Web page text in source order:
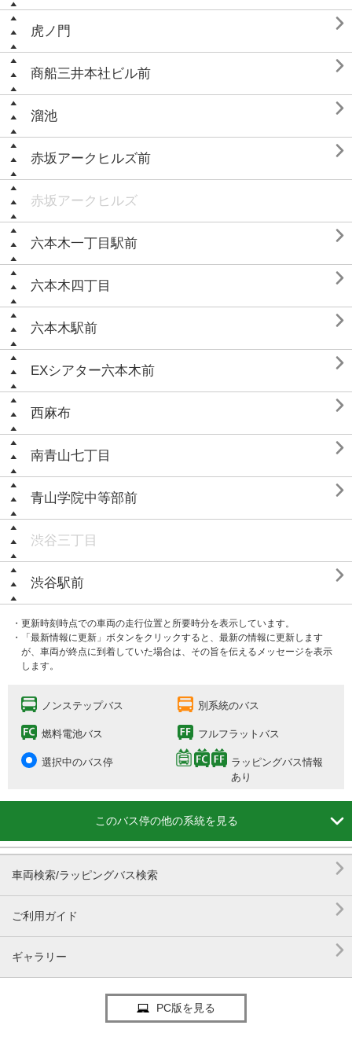
虎ノ門 
商船三井本社ビル前 
溜池 
赤坂アークヒルズ前 
赤坂アークヒルズ
六本木一丁目駅前 
六本木四丁目 
六本木駅前 
EXシアター六本木前 
西麻布 
南青山七丁目 
青山学院中等部前 
渋谷三丁目
渋谷駅前 
・更新時刻時点での車両の走行位置と所要時分を表示しています。
・「最新情報に更新」ボタンをクリックすると、最新の情報に更新します
が、車両が終点に到着していた場合は、その旨を伝えるメッセージを表示
します。
ノンステップバス 別系統のバス
燃料電池バス フルフラットバス
選択中のバス停
ラッピングバス情報
あり
このバス停の他の系統を見る 
車両検索/ラッピングバス検索 
ご利用ガイド 
ギャラリー 
PC版を見る